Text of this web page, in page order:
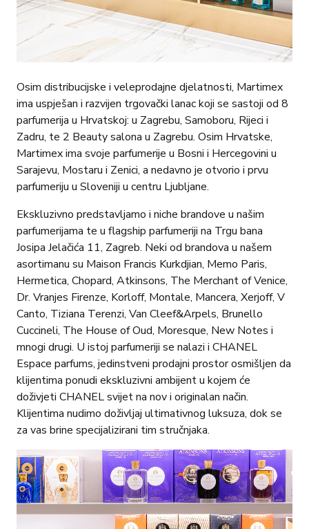
Osim distribucijske i veleprodajne djelatnosti, Martimex
ima uspješan i razvijen trgovački lanac koji se sastoji od 8
parfumerija u Hrvatskoj: u Zagrebu, Samoboru, Rijeci i
Zadru, te 2 Beauty salona u Zagrebu. Osim Hrvatske,
Martimex ima svoje parfumerije u Bosni i Hercegovini u
Sarajevu, Mostaru i Zenici, a nedavno je otvorio i prvu
parfumeriju u Sloveniji u centru Ljubljane.
Ekskluzivno predstavljamo i niche brandove u našim
parfumerijama te u flagship parfumeriji na Trgu bana
Josipa Jelačića 11, Zagreb. Neki od brandova u našem
asortimanu su Maison Francis Kurkdjian, Memo Paris,
Hermetica, Chopard, Atkinsons, The Merchant of Venice,
Dr. Vranjes Firenze, Korloff, Montale, Mancera, Xerjoff, V
Canto, Tiziana Terenzi, Van Cleef&Arpels, Brunello
Cuccineli, The House of Oud, Moresque, New Notes i
mnogi drugi. U istoj parfumeriji se nalazi i CHANEL
Espace parfums, jedinstveni prodajni prostor osmišljen da
klijentima ponudi ekskluzivni ambijent u kojem će
doživjeti CHANEL svijet na nov i originalan način.
Klijentima nudimo doživljaj ultimativnog luksuza, dok se
za vas brine specijalizirani tim stručnjaka.